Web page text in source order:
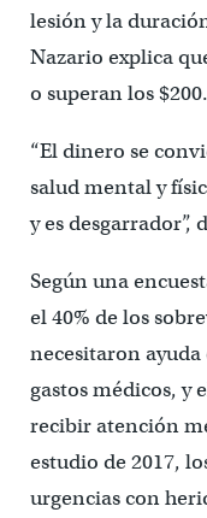
lesión y la
Nazario explica
o superan los
“El dinero se
salud mental y
y es desgarrador”,
Según una
el 40% de los
necesitaron
gastos médicos, y
recibir atención
estudio de 2017,
urgencias con